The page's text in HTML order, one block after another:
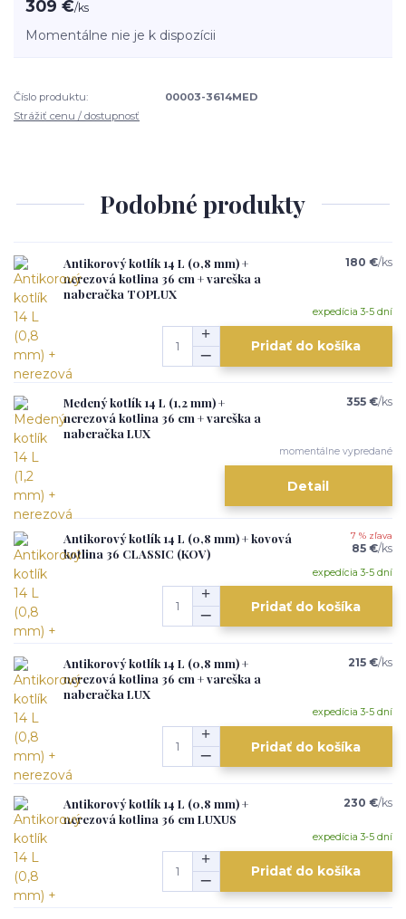
309 €/ks
Momentálne nie je k dispozícii
Číslo produktu:
00003-3614MED
Strážiť cenu / dostupnosť
Podobné produkty
Antikorový kotlík 14 L (0,8 mm) +
nerezová kotlina 36 cm + vareška a
naberačka TOPLUX
180 €/ks
expedícia 3-5 dní
Pridať do košíka
Medený kotlík 14 L (1,2 mm) +
nerezová kotlina 36 cm + vareška a
naberačka LUX
355 €/ks
momentálne vypredané
Detail
Antikorový kotlík 14 L (0,8 mm) + kovová
kotlina 36 CLASSIC (KOV)
7 % zľava
85 €/ks
expedícia 3-5 dní
Pridať do košíka
Antikorový kotlík 14 L (0,8 mm) +
nerezová kotlina 36 cm + vareška a
naberačka LUX
215 €/ks
expedícia 3-5 dní
Pridať do košíka
Antikorový kotlík 14 L (0,8 mm) +
nerezová kotlina 36 cm LUXUS
230 €/ks
expedícia 3-5 dní
Pridať do košíka